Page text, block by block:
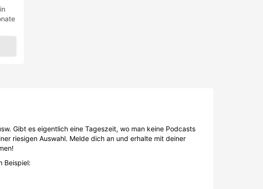
Gibt es eigentlich eine Tageszeit, wo man keine Podcasts
riesigen Auswahl. Melde dich an und erhalte mit deiner
Beispiel: